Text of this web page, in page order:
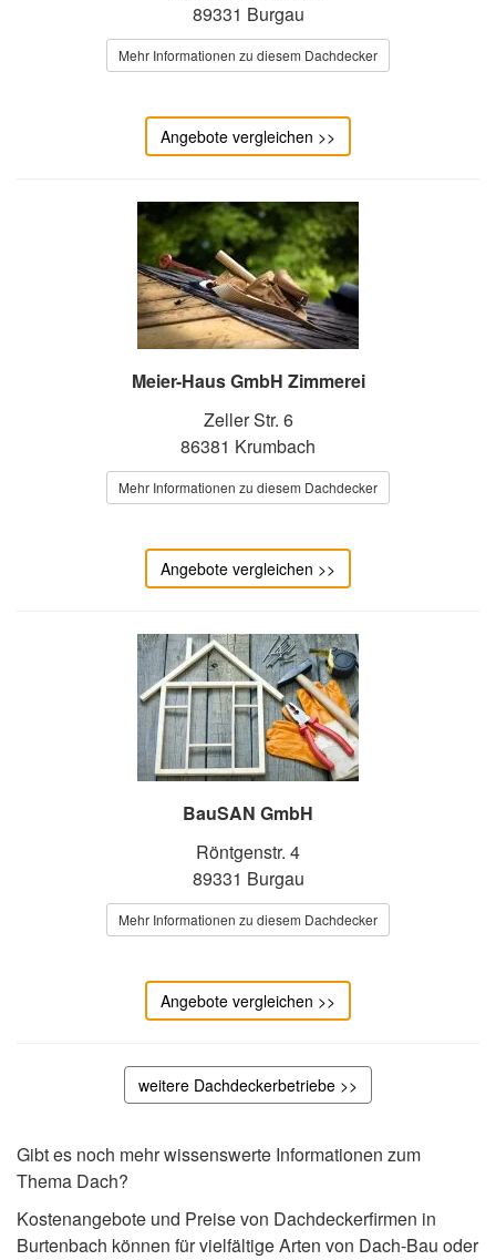
89331 Burgau
Mehr Informationen zu diesem Dachdecker
Angebote vergleichen >>
Meier-Haus GmbH Zimmerei
Zeller Str. 6
86381 Krumbach
Mehr Informationen zu diesem Dachdecker
Angebote vergleichen >>
BauSAN GmbH
Röntgenstr. 4
89331 Burgau
Mehr Informationen zu diesem Dachdecker
Angebote vergleichen >>
weitere Dachdeckerbetriebe >>
Gibt es noch mehr wissenswerte Informationen zum
Thema Dach?
Kostenangebote und Preise von Dachdeckerfirmen in
Burtenbach können für vielfältige Arten von Dach-Bau oder